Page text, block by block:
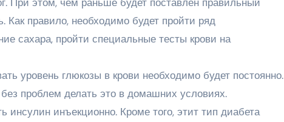
Как правило, необходимо будет пройти ряд
сахара, пройти специальные тесты крови на
уровень глюкозы в крови необходимо будет постоянно.
проблем делать это в домашних условиях.
инсулин инъекционно. Кроме того, этит тип диабета